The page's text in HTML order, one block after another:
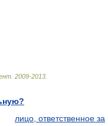
2009-2013
лицо, ответственное за